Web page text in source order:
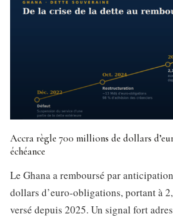
Accra règle 700 millions de dollars
échéance
Le Ghana a remboursé par
dollars d’euro-obligations, portant à
versé depuis 2025. Un signal fort